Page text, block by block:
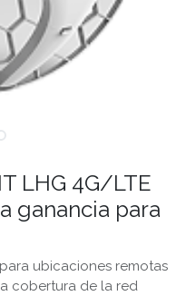
LHG 4G/LTE
ganancia para
ubicaciones remotas
cobertura de la red